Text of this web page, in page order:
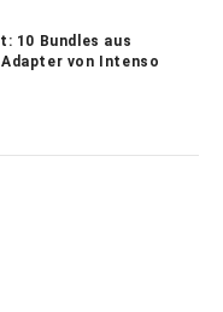
10 Bundles aus
von Intenso